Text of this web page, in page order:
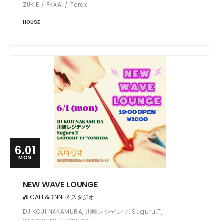
ZUKIE / FKAAI / Terax
HOUSE
6.01
MON
NEW WAVE LOUNGE
@ CAFE&DINNER スタジオ
DJ KOJI NAKAMURA, 川崎レジデンツ, Suguru.T,